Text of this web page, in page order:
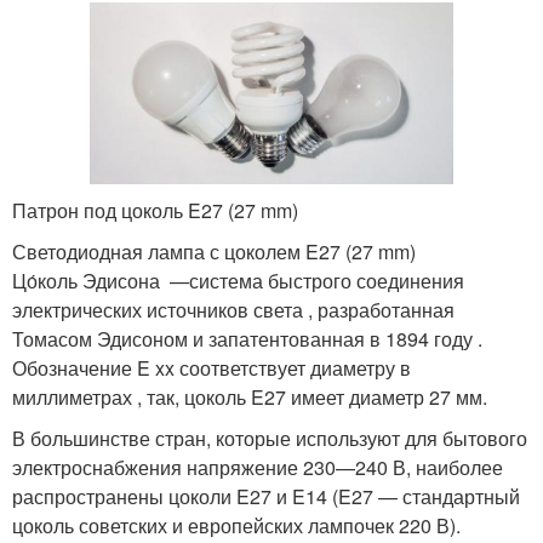
Патрон под цоколь E27 (27 mm)
Светодиодная лампа с цоколем E27 (27 mm)
Цо́коль Эдисона —система быстрого соединения
электрических источников света , разработанная
Томасом Эдисоном и запатентованная в 1894 году .
Обозначение E xx соответствует диаметру в
миллиметрах , так, цоколь E27 имеет диаметр 27 мм.
В большинстве стран, которые используют для бытового
электроснабжения напряжение 230—240 В, наиболее
распространены цоколи E27 и E14 (E27 — стандартный
цоколь советских и европейских лампочек 220 В).